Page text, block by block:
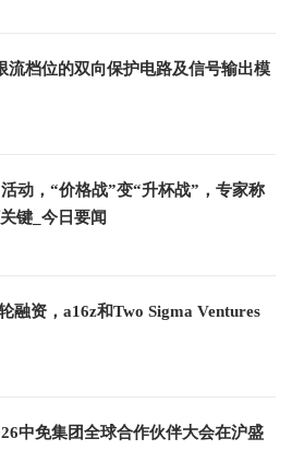
流档位的双向保护电路及信号输出模
动，“价格战”变“升杯战”，专家称
键_今日要闻
融资，a16z和Two Sigma Ventures
中免集团全球合作伙伴大会在沪盛